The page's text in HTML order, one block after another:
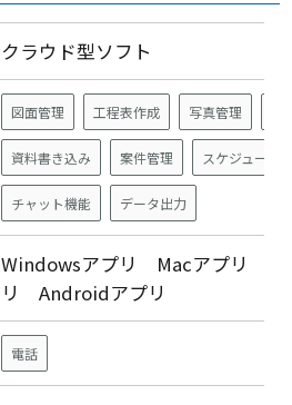
クラウド型ソフト
図面管理 工程表作成 写真管理
資料書き込み 案件管理 スケジュール
チャット機能 データ出力
Windowsアプリ Macアプリ
リ Androidアプリ
電話